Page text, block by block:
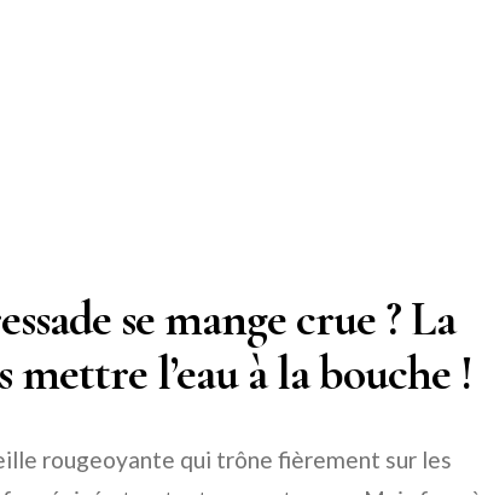
se mange crue ? La
mettre l’eau à la bouche !
rougeoyante qui trône fièrement sur les